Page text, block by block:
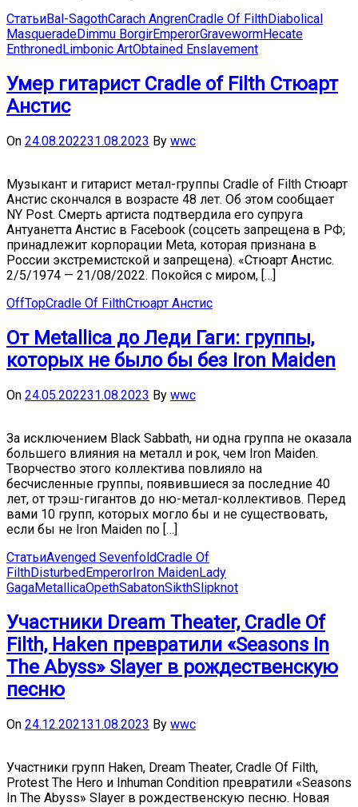
СтатьиBal-SagothCarach AngrenCradle Of FilthDiabolical
MasqueradeDimmu BorgirEmperorGravewormHecate
Enthroned Limbonic ArtObtained Enslavement
Умер гитарист Cradle of Filth Стюарт
Анстис
On 24.08.202231.08.2023 By wwc
Музыкант и гитарист метал-группы Cradle of Filth Стюарт
Анстис скончался в возрасте 48 лет. Об этом сообщает
NY Post. Смерть артиста подтвердила его супруга
Антуанетта Анстис в Facebook (соцсеть запрещена в РФ;
принадлежит корпорации Meta, которая признана в
России экстремистской и запрещена). «Стюарт Анстис.
2/5/1974 — 21/08/2022. Покойся с миром, […]
OffTopCradle Of FilthСтюарт Анстис
От Metallica до Леди Гаги: группы,
которых не было бы без Iron Maiden
On 24.05.202231.08.2023 By wwc
За исключением Black Sabbath, ни одна группа не оказала
большего влияния на металл и рок, чем Iron Maiden.
Творчество этого коллектива повлияло на
бесчисленные группы, появившиеся за последние 40
лет, от трэш-гигантов до ню-метал-коллективов. Перед
вами 10 групп, которых могло бы и не существовать,
если бы не Iron Maiden по […]
СтатьиAvenged SevenfoldCradle Of
FilthDisturbedEmperorIron MaidenLady
GagaMetallicaOpethSabatonSikthSlipknot
Участники Dream Theater, Cradle Of
Filth, Haken превратили «Seasons In
The Abyss» Slayer в рождественскую
песню
On 24.12.202131.08.2023 By wwc
Участники групп Haken, Dream Theater, Cradle Of Filth,
Protest The Hero и Inhuman Condition превратили «Seasons
In The Abyss» Slayer в рождественскую песню. Новая